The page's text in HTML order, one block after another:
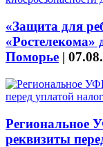
«Защита для
«Ростелекома»
Поморье |
Региональное
реквизиты